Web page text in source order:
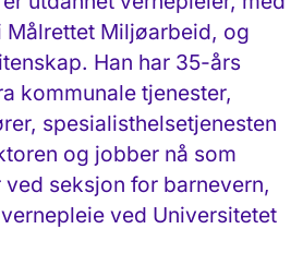
Miljøarbeid, og
Han har 35-års
kommunale tjenester,
spesialisthelsetjenesten
og jobber nå som
seksjon for barnevern,
ved Universitetet